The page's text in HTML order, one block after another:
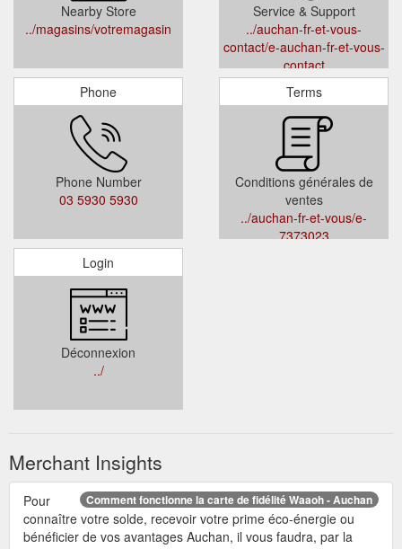
Nearby Store
../magasins/votremagasin
Service & Support
../auchan-fr-et-vous-
contact/e-auchan-fr-et-vous-
contact
Phone
Phone Number
03 5930 5930
Terms
Conditions générales de
ventes
../auchan-fr-et-vous/e-
7373023
Login
Déconnexion
../
Merchant Insights
Comment fonctionne la carte de fidélité Waaoh - Auchan
Pour
connaître votre solde, recevoir votre prime éco-énergie ou
bénéficier de vos avantages Auchan, il vous faudra, par la